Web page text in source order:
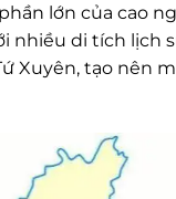
lớn của cao
nhiều di tích lịch
Xuyên, tạo nên